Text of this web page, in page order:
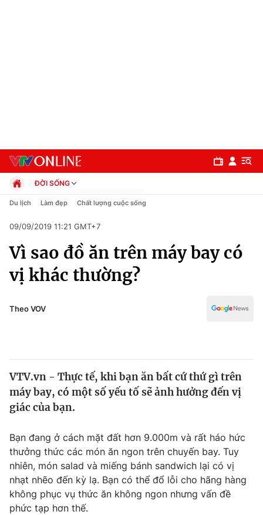
Chuyên mục
Chính trị
Thế giới
Thế giới đó đây
Câu chuyện quốc tế
Kinh tế
Tài chính
Thị trường
Góc doanh nghiệp
Dữ liệu và đời sống
Truyền hình
ĐỜI SỐNG
Chính trị
Pháp luật
Kinh tế
Thể thao
Truyền hình
Y tế
Du lịch Làm đẹp Chất lượng cuộc sống
09/09/2019 11:21 GMT+7
Vì sao đồ ăn trên máy bay có
vị khác thường?
Theo VOV
VTV.vn - Thực tế, khi bạn ăn bất cứ thứ gì trên
máy bay, có một số yếu tố sẽ ảnh hưởng đến vị
giác của bạn.
Bạn đang ở cách mặt đất hơn 9.000m và rất háo hức
thưởng thức các món ăn ngon trên chuyến bay. Tuy
nhiên, món salad và miếng bánh sandwich lại có vị
nhạt nhẽo đến kỳ lạ. Bạn có thể đổ lỗi cho hãng hàng
không phục vụ thức ăn không ngon nhưng vấn đề
phức tạp hơn thế.